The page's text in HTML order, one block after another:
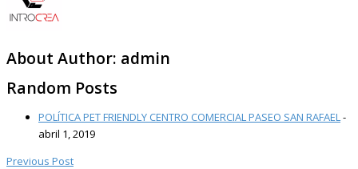
About Author: admin
Random Posts
POLÍTICA PET FRIENDLY CENTRO COMERCIAL PASEO SAN RAFAEL-
abril 1, 2019
Previous Post